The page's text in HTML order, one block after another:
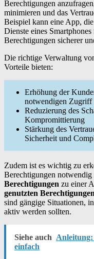
Berechtigungen
minimieren und das
Beispiel kann eine App,
Dienste eines
Berechtigungen sicherer
Die richtige Verwaltung
Vorteile bieten:
Erhöhung der
notwendigen Zugriff
Reduzierung des
Kompromittierung
Stärkung des
Sicherheit und
Zudem ist es wichtig zu
Berechtigungen notwendig
Berechtigungen zu einer
genutzten Berechtigungen
sind gängige Situationen,
aktiv werden sollten.
Siehe auch Anleitung:
einfach